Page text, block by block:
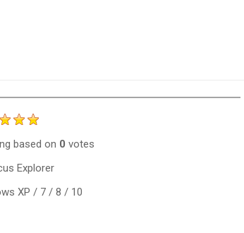
based on 0 votes
Explorer
XP / 7 / 8 / 10